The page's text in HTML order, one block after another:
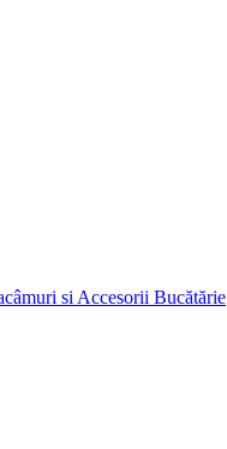
si Accesorii Bucătărie